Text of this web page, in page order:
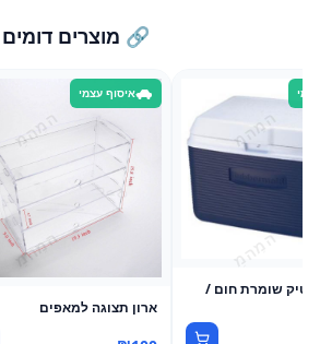
🔗 מוצרים דומים
שומרת חום /
איסוף עצמי
ארון תצוגה למאפים